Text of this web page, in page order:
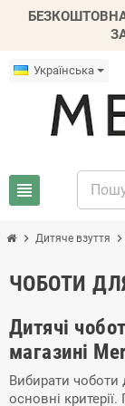
Українська
view_headline
chevron_right Дитяче взуття chevron_right
ЧОБОТИ
Дитячі
магазині
Вибирати чоботи
основні